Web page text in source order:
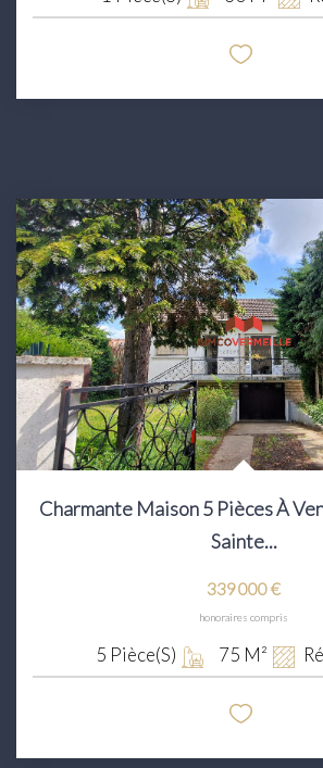
Charmante Maison 5 Pièces À
Sainte...
339 000 €
honoraires compris
5 Pièce(s) 75 M²